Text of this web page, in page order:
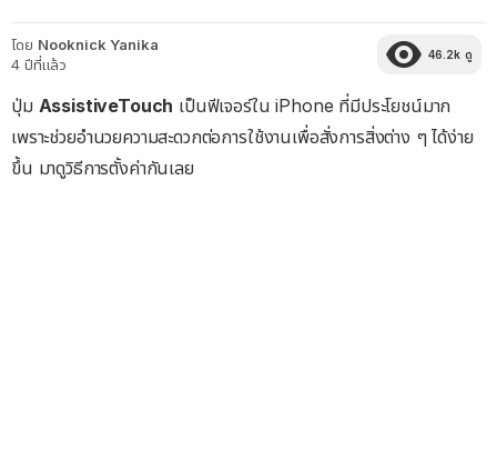
โดย Nooknick Yanika
4 ปีที่แล้ว
46.2k ดู
ปุ่ม AssistiveTouch เป็นฟีเจอร์ใน iPhone ที่มีประโยชน์มาก
เพราะช่วยอำนวยความสะดวกต่อการใช้งานเพื่อสั่งการสิ่งต่าง ๆ ได้ง่าย
ขึ้น มาดูวิธีการตั้งค่ากันเลย